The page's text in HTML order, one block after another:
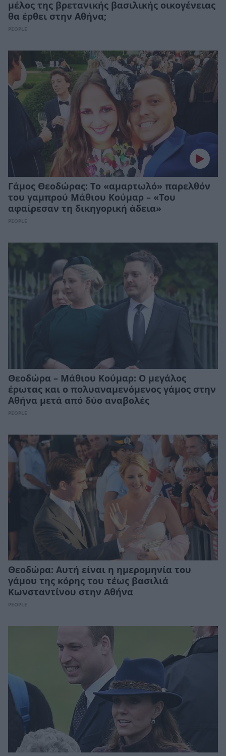
μέλος της βρετανικής βασιλικής οικογένειας
θα έρθει στην Αθήνα;
PEOPLE
Γάμος Θεοδώρας: Το «αμαρτωλό» παρελθόν
του γαμπρού Μάθιου Κούμαρ – «Του
αφαίρεσαν τη δικηγορική άδεια»
PEOPLE
Θεοδώρα – Μάθιου Κούμαρ: Ο μεγάλος
έρωτας και ο πολυαναμενόμενος γάμος στην
Αθήνα μετά από δύο αναβολές
PEOPLE
Θεοδώρα: Αυτή είναι η ημερομηνία του
γάμου της κόρης του τέως βασιλιά
Κωνσταντίνου στην Αθήνα
PEOPLE